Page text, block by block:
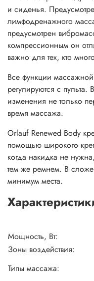
и сиденья.
лимфодренажного
предусмотрен
компрессионным он
важно для тех, кто
Все функции
регулируются с
изменения не только
время массажа.
Orlauf Renewed Body
помощью широкого
когда накидка не
тем же ремнем. В
минимум места.
Мощность, Вт:
Зоны воздействия:
Типы массажа: